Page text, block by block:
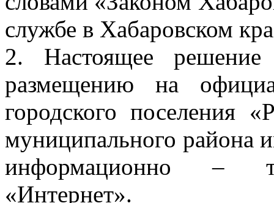
службе в Хабаровском
2. Настоящее
размещению на
городского поселения
муниципального района
информационно –
«Интернет».